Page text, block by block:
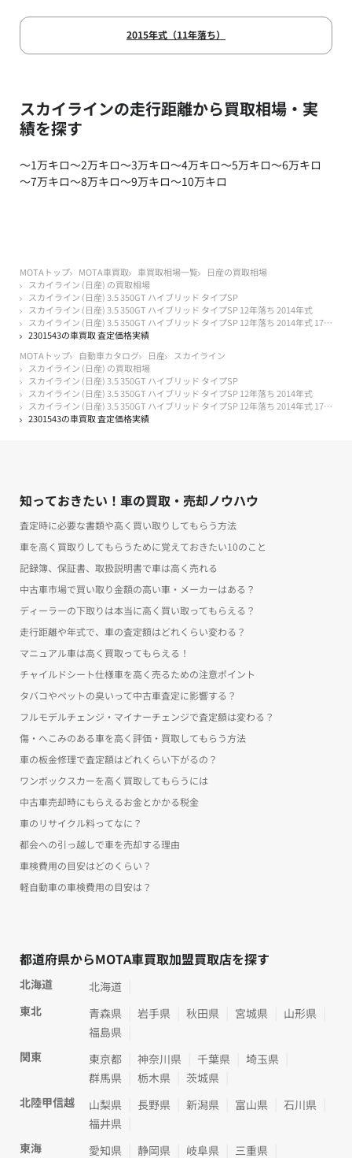
2015年式（11年落ち）
スカイラインの走行距離から買取相場・実
績を探す
～1万キロ～2万キロ～3万キロ～4万キロ～5万キロ～6万キロ
～7万キロ～8万キロ～9万キロ～10万キロ
MOTAトップ MOTA車買取 車買取相場一覧
日産の買取相場
スカイライン (日産) の買取相場
スカイライン (日産) 3.5 350GT ハイブリッド タイプSP
スカイライン (日産) 3.5 350GT ハイブリッド タイプSP 12年落ち 2014年式
スカイライン (日産) 3.5 350GT ハイブリッド タイプSP 12年落ち 2014年式 17万キロ以下
2301543の車買取 査定価格実績
MOTAトップ
自動車カタログ 日産
スカイライン
スカイライン (日産) の買取相場
スカイライン (日産) 3.5 350GT ハイブリッド タイプSP
スカイライン (日産) 3.5 350GT ハイブリッド タイプSP 12年落ち 2014年式
スカイライン (日産) 3.5 350GT ハイブリッド タイプSP 12年落ち 2014年式 17万キロ以下
2301543の車買取 査定価格実績
知っておきたい！車の買取・売却ノウハウ
査定時に必要な書類や高く買い取りしてもらう方法
車を高く買取りしてもらうために覚えておきたい10のこと
記録簿、保証書、取扱説明書で車は高く売れる
中古車市場で買い取り金額の高い車・メーカーはある？
ディーラーの下取りは本当に高く買い取ってもらえる？
走行距離や年式で、車の査定額はどれくらい変わる？
マニュアル車は高く買取ってもらえる！
チャイルドシート仕様車を高く売るための注意ポイント
タバコやペットの臭いって中古車査定に影響する？
フルモデルチェンジ・マイナーチェンジで査定額は変わる？
傷・へこみのある車を高く評価・買取してもらう方法
車の板金修理で査定額はどれくらい下がるの？
ワンボックスカーを高く買取してもらうには
中古車売却時にもらえるお金とかかる税金
車のリサイクル料ってなに？
都会への引っ越しで車を売却する理由
車検費用の目安はどのくらい？
軽自動車の車検費用の目安は？
都道府県からMOTA車買取加盟買取店を探す
北海道
北海道
東北
青森県 岩手県 秋田県 宮城県
山形県
福島県
関東
東京都 神奈川県 千葉県
埼玉県
群馬県
栃木県
茨城県
北陸甲信越
山梨県 長野県 新潟県 富山県
石川県
福井県
東海
愛知県 静岡県 岐阜県 三重県